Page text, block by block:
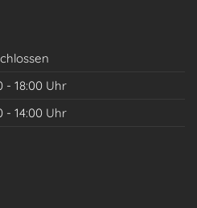
- 18:00 Uhr
- 14:00 Uhr